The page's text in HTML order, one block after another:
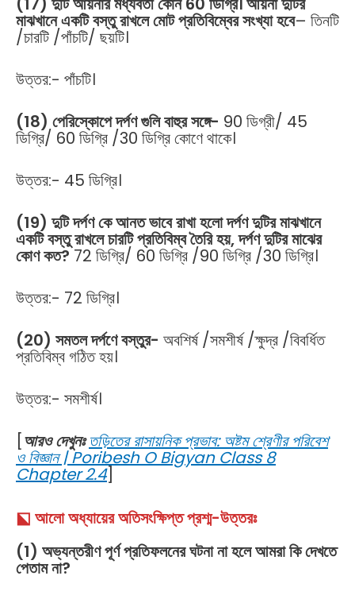
মাঝখানে একটি বস্তু রাখলে মোট প্রতিবিম্বের সংখ্যা হবে– তিনটি
/চারটি /পাঁচটি/ ছয়টি।
উত্তর:- পাঁচটি।
(18) পেরিস্কোপে দর্পণ গুলি বাহুর সঙ্গে- 90 ডিগ্রী/ 45
ডিগ্রি/ 60 ডিগ্রি /30 ডিগ্রি কোণে থাকে।
উত্তর:- 45 ডিগ্রি।
(19) দুটি দর্পণ কে আনত ভাবে রাখা হলো দর্পণ দুটির মাঝখানে
একটি বস্তু রাখলে চারটি প্রতিবিম্ব তৈরি হয়, দর্পণ দুটির মাঝের
কোণ কত?72 ডিগ্রি/ 60 ডিগ্রি /90 ডিগ্রি /30 ডিগ্রি।
উত্তর:- 72 ডিগ্রি।
(20) সমতল দর্পণে বস্তুর- অবশির্ষ /সমশীর্ষ /ক্ষুদ্র /বিবর্ধিত
প্রতিবিম্ব গঠিত হয়।
উত্তর:- সমশীর্ষ।
[আরও দেখুনঃ তড়িতের রাসায়নিক প্রভাব: অষ্টম শ্রেণীর পরিবেশ
ও বিজ্ঞান | Poribesh O Bigyan Class 8
Chapter 2.4]
⬕ আলো অধ্যায়ের অতিসংক্ষিপ্ত প্রশ্ম-উত্তরঃ
(1) অভ্যন্তরীণ পূর্ণ প্রতিফলনের ঘটনা না হলে আমরা কি দেখতে
পেতাম না?